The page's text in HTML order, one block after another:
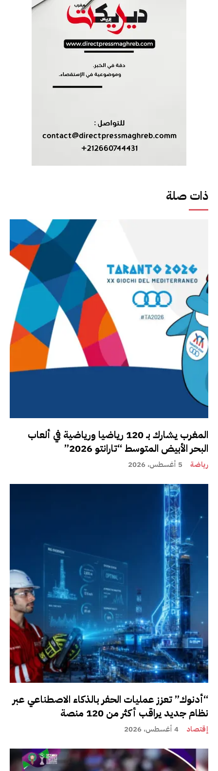
ذات صلة
المغرب يشارك بـ 120 رياضيا ورياضية في ألعاب
البحر الأبيض المتوسط “تارانتو 2026”
رياضة 5 أغسطس، 2026
“أدنوك” تعزز عمليات الحفر بالذكاء الاصطناعي عبر
نظام جديد يراقب أكثر من 120 منصة
إقتصاد 4 أغسطس، 2026